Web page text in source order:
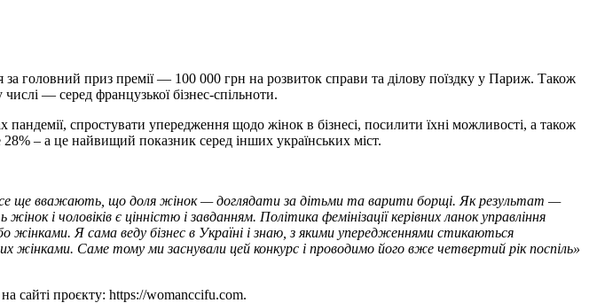
головний приз премії — 100 000 грн на розвиток справи та ділову поїздку у Париж. Також
— серед французької бізнес-спільноти.
спростувати упередження щодо жінок в бізнесі, посилити їхні можливості, а також
– а це найвищий показник серед інших українських міст.
все ще вважають, що доля жінок — доглядати за дітьми та варити борщі. Як результат —
і чоловіків є цінністю і завданням. Політика фемінізації керівних ланок управління
Я сама веду бізнес в Україні і знаю, з якими упередженнями стикаються
жінками. Саме тому ми заснували цей конкурс і проводимо його вже четвертий рік поспіль»
на сайті проєкту: https://womanccifu.com.